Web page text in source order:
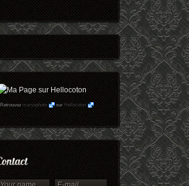
Retrouvezmaryophoto surHellocoton